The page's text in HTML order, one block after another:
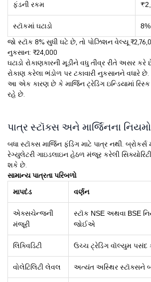
ફંડની રકમ
સ્ટૉકમાં ઘટાડો 8%
જો સ્ટૉક 8% સુધી ઘટે છે, તો પોઝિશન વેલ્યૂ
નુકસાન: ₹24,000
ઘટાડો રોકાણકારની મૂડીને વધુ તીવ્ર રીતે અસર
રોકાણ કરેલા ભંડોળ પર ટકાવારી નુકસાનને વધારે છે.
આ એક કારણ છે કે માર્જિન ટ્રેડિંગ ઇન્ડિયામાં
રહે છે.
પાત્ર સ્ટૉક્સ અને માર્જિનના નિયમો
બધા સ્ટૉક્સ માર્જિન ફંડિંગ માટે પાત્ર નથી.
રેગ્યુલેટરી ગાઇડલાઇન હેઠળ મંજૂર કરેલી
શકે છે.
સામાન્ય પાત્રતા પરિબળો
માપદંડ વર્ણન
એક્સચેન્જની
મંજૂરી
સ્ટૉક NSE અથવા BSE
જોઈએ
લિક્વિડિટી ઉચ્ચ ટ્રેડિંગ વૉલ્યુમ પસંદ
વોલેટિલિટી લેવલ અત્યંત અસ્થિર સ્ટૉક્સને